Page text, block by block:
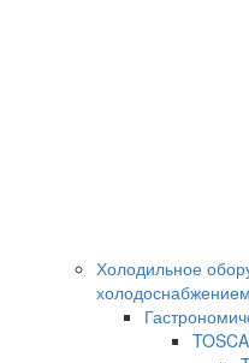
Холодильное
холодоснабжением